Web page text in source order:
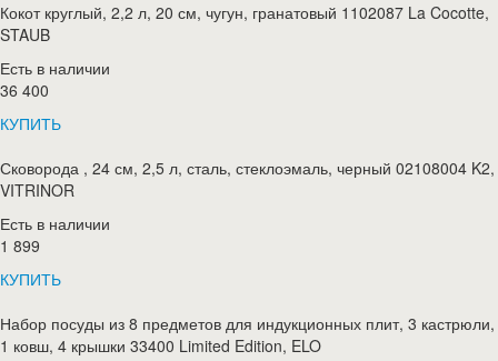
Кокот круглый, 2,2 л, 20 см, чугун, гранатовый 1102087 La Cocotte,
STAUB
Есть в наличии
36 400
КУПИТЬ
Сковорода , 24 см, 2,5 л, сталь, стеклоэмаль, черный 02108004 K2,
VITRINOR
Есть в наличии
1 899
КУПИТЬ
Набор посуды из 8 предметов для индукционных плит, 3 кастрюли,
1 ковш, 4 крышки 33400 Limited Edition, ELO